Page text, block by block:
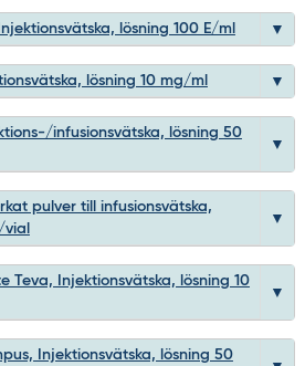
lösning 100 E/ml
lösning 10 mg/ml
infusionsvätska, lösning 50
pulver till infusionsvätska,
Teva, Injektionsvätska, lösning 10
Injektionsvätska, lösning 50